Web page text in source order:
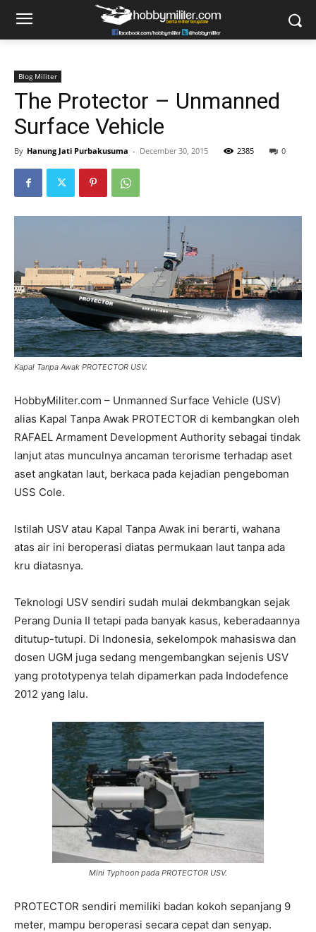
Blog Militer
The Protector – Unmanned
Surface Vehicle
By Hanung Jati Purbakusuma - December 30, 2015 2385 0
Kapal Tanpa Awak PROTECTOR USV.
HobbyMiliter.com – Unmanned Surface Vehicle (USV)
alias Kapal Tanpa Awak PROTECTOR di kembangkan oleh
RAFAEL Armament Development Authority sebagai tindak
lanjut atas munculnya ancaman terorisme terhadap aset
aset angkatan laut, berkaca pada kejadian pengeboman
USS Cole.
Istilah USV atau Kapal Tanpa Awak ini berarti, wahana
atas air ini beroperasi diatas permukaan laut tanpa ada
kru diatasnya.
Teknologi USV sendiri sudah mulai dekmbangkan sejak
Perang Dunia II tetapi pada banyak kasus, keberadaannya
ditutup-tutupi. Di Indonesia, sekelompok mahasiswa dan
dosen UGM juga sedang mengembangkan sejenis USV
yang prototypenya telah dipamerkan pada Indodefence
2012 yang lalu.
Mini Typhoon pada PROTECTOR USV.
PROTECTOR sendiri memiliki badan kokoh sepanjang 9
meter, mampu beroperasi secara cepat dan senyap.